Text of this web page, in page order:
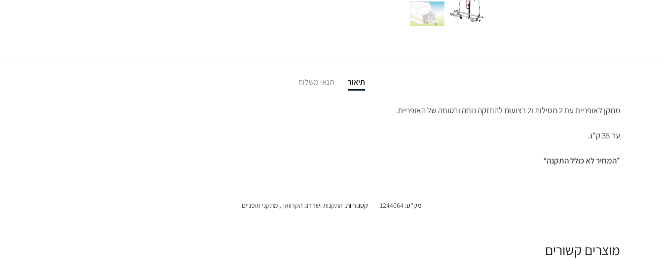
תיאור תנאי משלוח
מתקן לאופניים עם 2 מסילות ו2 רצועות להחזקה נוחה ובטוחה של האופניים.
עד 35 ק"ג.
*המחיר לא כולל התקנה*
מק"ט: 1244064 קטגוריות: התקנות ושדרוג הקרוואן , מתקני אופניים
מוצרים קשורים